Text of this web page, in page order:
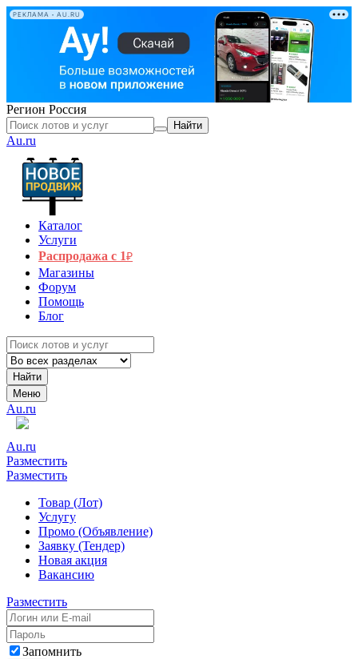
РЕКЛАМА • AU.RU
Регион Россия
Найти
Au.ru
Каталог
Услуги
Распродажа с 1₽
Магазины
Форум
Помощь
Блог
Найти
Меню
Au.ru
Au.ru
Разместить
Разместить
Товар (Лот)
Услугу
Промо (Объявление)
Заявку (Тендер)
Новая акция
Вакансию
Разместить
Запомнить